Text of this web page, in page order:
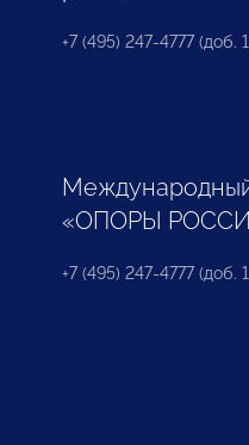
+7 (495) 247-4777 (доб.
«ОПОРЫ
+7 (495) 247-4777 (доб.